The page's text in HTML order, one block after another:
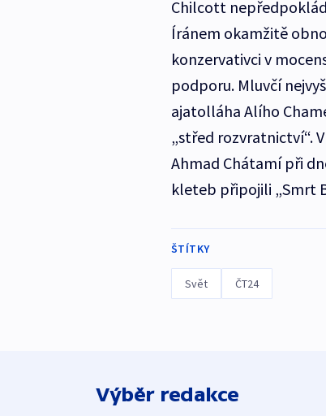
Chilcott
Íránem okamžitě
konzervativci v
podporu. Mluvčí
ajatolláha Alího
„střed rozvratnictví“.
Ahmad Chátamí při
kleteb připojili „Smrt
ŠTÍTKY
Svět ČT24
Výběr redakce